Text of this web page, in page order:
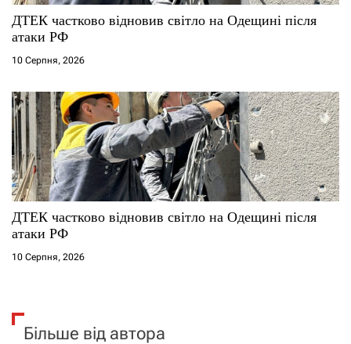
ДТЕК частково відновив світло на Одещині після
атаки РФ
10 Серпня, 2026
ДТЕК частково відновив світло на Одещині після
атаки РФ
10 Серпня, 2026
Більше від автора